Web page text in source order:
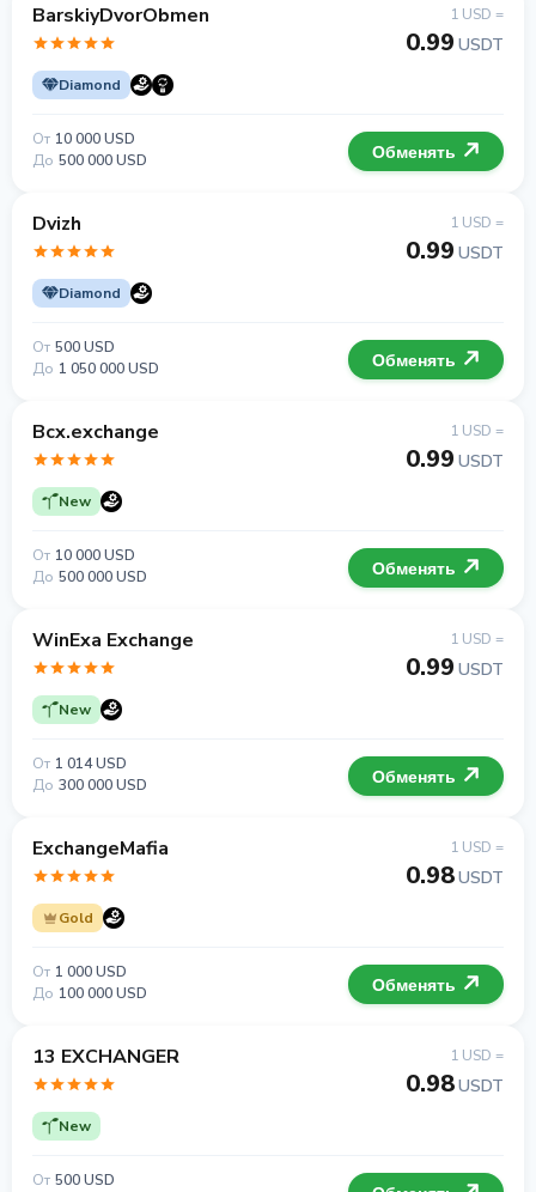
BarskiyDvorObmen
Diamond
1 USD =
0.99 USDT
От 10 000 USD
До 500 000 USD Обменять
Dvizh
Diamond
1 USD =
0.99 USDT
От 500 USD
До 1 050 000 USD Обменять
Bcx.exchange
New
1 USD =
0.99 USDT
От 10 000 USD
До 500 000 USD Обменять
WinExa Exchange
New
1 USD =
0.99 USDT
От 1 014 USD
До 300 000 USD Обменять
ExchangeMafia
Gold
1 USD =
0.98USDT
От 1 000 USD
До 100 000 USD Обменять
13 EXCHANGER
New
1 USD =
0.98USDT
От 500 USD